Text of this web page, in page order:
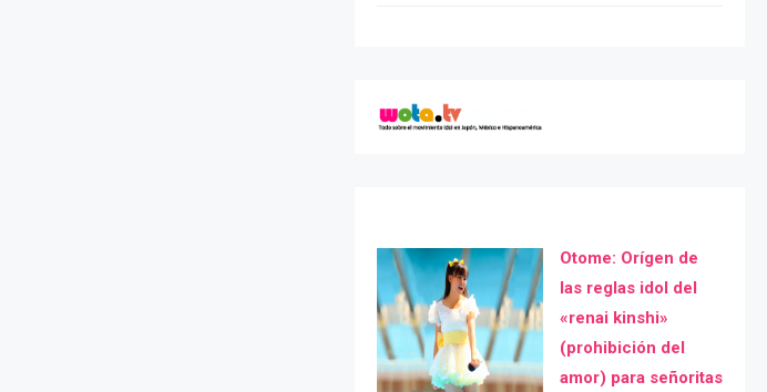
Otome: Orígen de
las reglas idol del
«renai kinshi»
(prohibición del
amor) para señoritas